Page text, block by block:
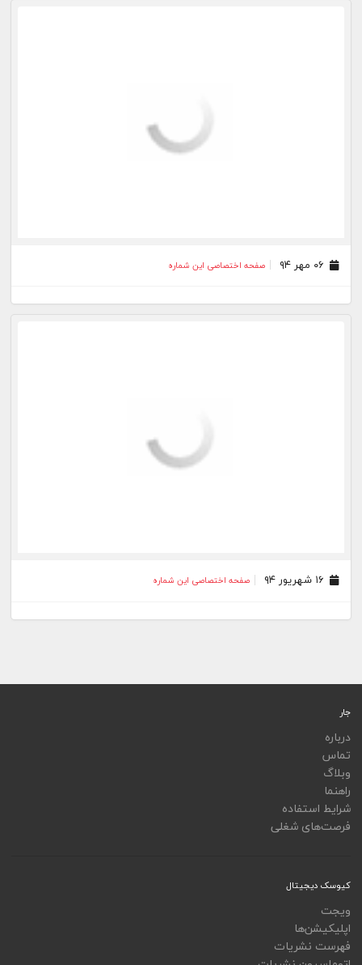
صفحه اختصاصی این شماره
صفحه اختصاصی این شماره
جار
درباره
تماس
وبلاگ
راهنما
شرایط استفاده
فرصت‌های شغلی
کیوسک دیجیتال
ویجت
اپلیکیشن‌ها
فهرست نشریات